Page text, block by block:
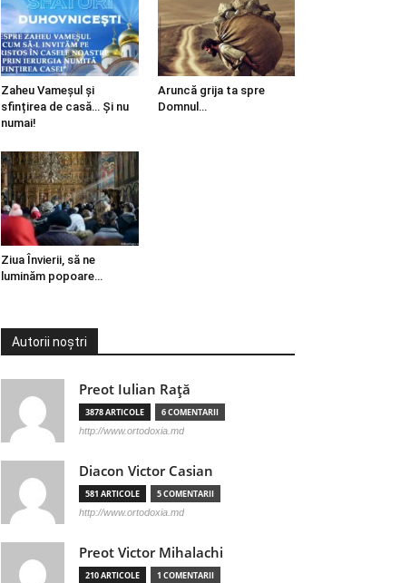
Zaheu Vameșul și
sfințirea de casă… Și nu
numai!
Aruncă grija ta spre
Domnul…
Ziua Învierii, să ne
luminăm popoare…
Autorii noștri
Preot Iulian Raţă
3878 ARTICOLE 6 COMENTARII
http://www.ortodoxia.md
Diacon Victor Casian
581 ARTICOLE 5 COMENTARII
http://www.ortodoxia.md
Preot Victor Mihalachi
210 ARTICOLE 1 COMENTARII